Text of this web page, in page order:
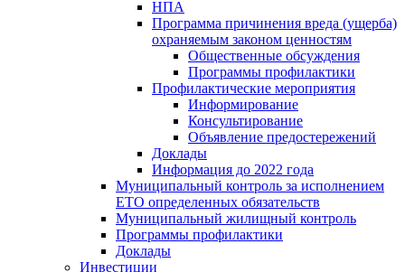
НПА
Программа причинения вреда (ущерба)
охраняемым законом ценностям
Общественные обсуждения
Программы профилактики
Профилактические мероприятия
Информирование
Консультирование
Объявление предостережений
Доклады
Информация до 2022 года
Муниципальный контроль за исполнением
ЕТО определенных обязательств
Муниципальный жилищный контроль
Программы профилактики
Доклады
Инвестиции